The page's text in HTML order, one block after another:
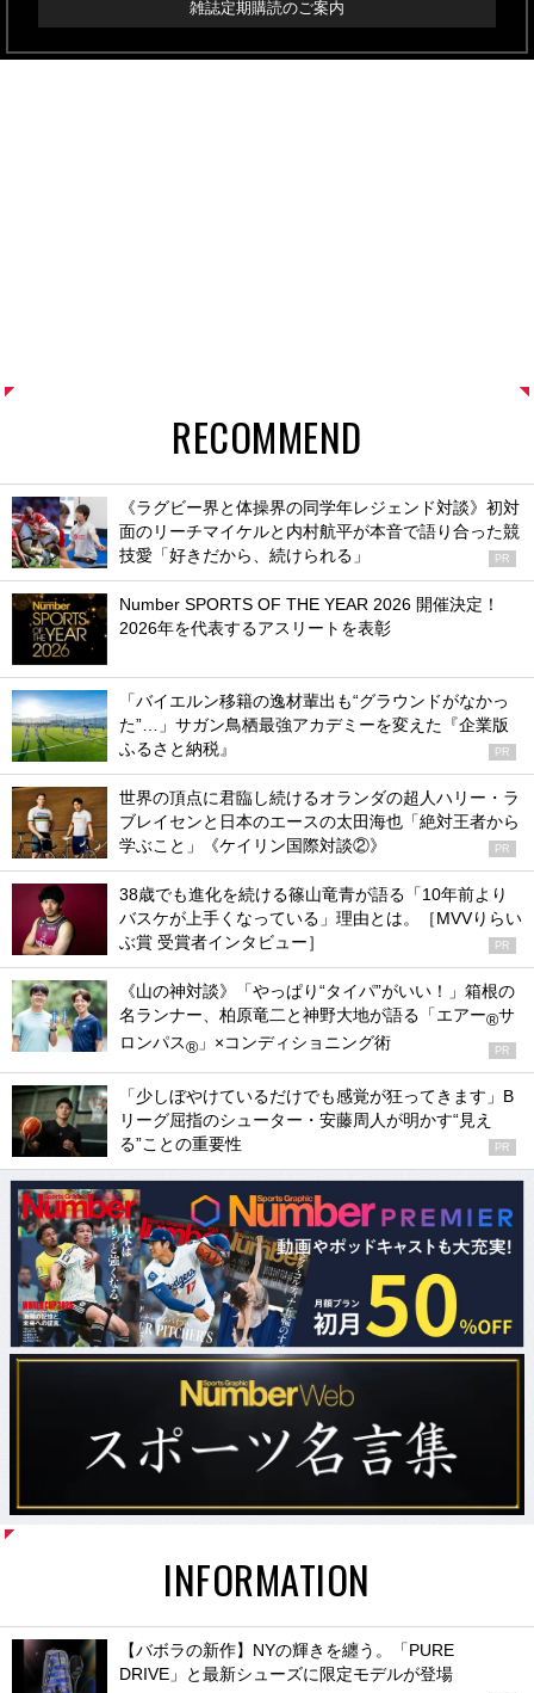
雑誌定期購読のご案内
RECOMMEND
《ラグビー界と体操界の同学年レジェンド対談》初対
面のリーチマイケルと内村航平が本音で語り合った競
技愛「好きだから、続けられる」
PR
Number SPORTS OF THE YEAR 2026 開催決定！
2026年を代表するアスリートを表彰
「バイエルン移籍の逸材輩出も“グラウンドがなかっ
た”…」サガン鳥栖最強アカデミーを変えた『企業版
ふるさと納税』
PR
世界の頂点に君臨し続けるオランダの超人ハリー・ラ
ブレイセンと日本のエースの太田海也「絶対王者から
学ぶこと」《ケイリン国際対談②》
PR
38歳でも進化を続ける篠山竜青が語る「10年前より
バスケが上手くなっている」理由とは。［MVVりらい
ぶ賞 受賞者インタビュー］
PR
《山の神対談》「やっぱり“タイパ”がいい！」箱根の
名ランナー、柏原竜二と神野大地が語る「エアー®サ
ロンパス® 」×コンディショニング術 PR
「少しぼやけているだけでも感覚が狂ってきます」B
リーグ屈指のシューター・安藤周人が明かす“見え
る”ことの重要性
PR
INFORMATION
【バボラの新作】NYの輝きを纏う。「PURE
DRIVE」と最新シューズに限定モデルが登場